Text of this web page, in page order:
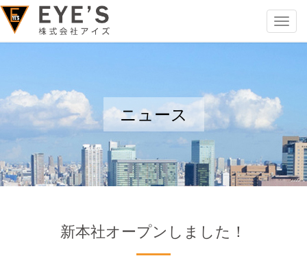
Toggle
ニュース
新本社オープンしました！